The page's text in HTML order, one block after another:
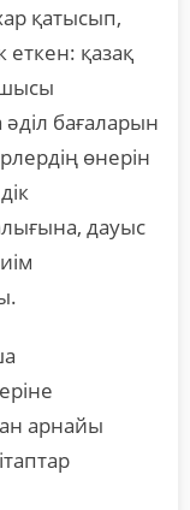
қатысып,
еткен: қазақ
бағаларын
өнерін
дауыс
арнайы